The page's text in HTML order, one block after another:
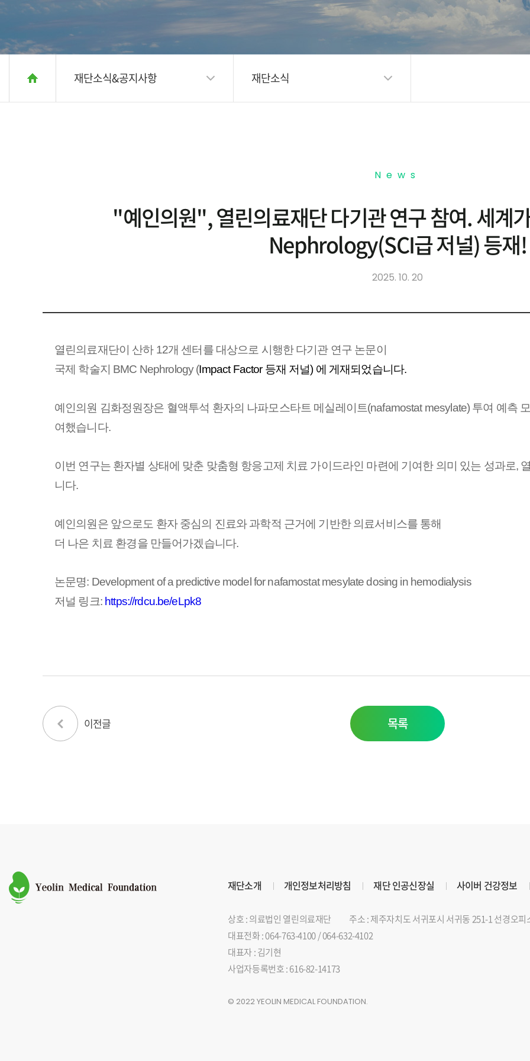
재단소식&공지사항 재단소식
News
"예인의원", 열린의료재단 다기관 연구 참여. 세계
Nephrology(SCI급 저널) 등재!
2025. 10. 20
열린의료재단이 산하 12개 센터를 대상으로 시행한 다기관 연구 논문이
국제 학술지 BMC Nephrology (Impact Factor 등재 저널) 에 게재되었습니다.
예인의원 김화정원장은 혈액투석 환자의 나파모스타트 메실레이트(nafamostat mesylate) 투여 예측
여했습니다.
이번 연구는 환자별 상태에 맞춘 맞춤형 항응고제 치료 가이드라인 마련에 기여한 의미 있는 성과로,
니다.
예인의원은 앞으로도 환자 중심의 진료와 과학적 근거에 기반한 의료서비스를 통해
더 나은 치료 환경을 만들어가겠습니다.
논문명: Development of a predictive model for nafamostat mesylate dosing in hemodialysis
저널 링크: https://rdcu.be/eLpk8
이전글 목록
재단소개 개인정보처리방침 재단 인공신장실 사이버 건강정보
상호 : 의료법인 열린의료재단
주소 : 제주자치도 서귀포시 서귀동 251-1 선경오피
대표전화 : 064-763-4100 / 064-632-4102
대표자 : 김기현
사업자등록번호 : 616-82-14173
© 2022 YEOLIN MEDICAL FOUNDATION.